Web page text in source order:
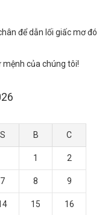
để dẫn lối giấc mơ đó
của chúng tôi!
S B C
1 2
7 8 9
15 16